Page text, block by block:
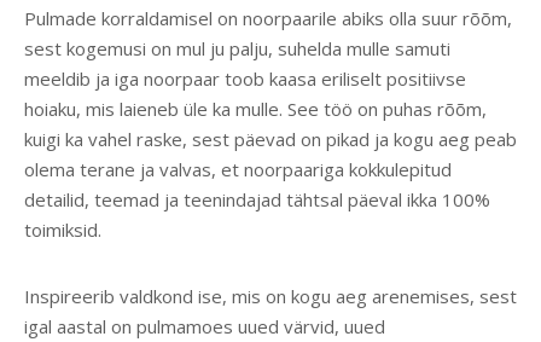
Pulmade korraldamisel on noorpaarile abiks olla suur rõõm,
sest kogemusi on mul ju palju, suhelda mulle samuti
meeldib ja iga noorpaar toob kaasa eriliselt positiivse
hoiaku, mis laieneb üle ka mulle. See töö on puhas rõõm,
kuigi ka vahel raske, sest päevad on pikad ja kogu aeg peab
olema terane ja valvas, et noorpaariga kokkulepitud
detailid, teemad ja teenindajad tähtsal päeval ikka 100%
toimiksid.
Inspireerib valdkond ise, mis on kogu aeg arenemises, sest
igal aastal on pulmamoes uued värvid, uued